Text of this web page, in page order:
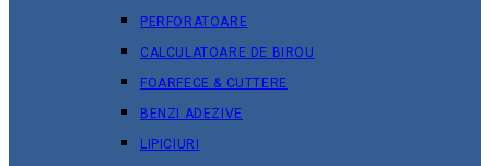
PERFORATOARE
CALCULATOARE DE BIROU
FOARFECE & CUTTERE
BENZI ADEZIVE
LIPICIURI